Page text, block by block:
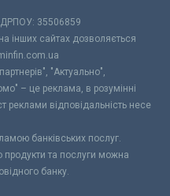
35506859
інших сайтах дозволяється
"Актуально",
– це реклама, в розумінні
реклами відповідальність несе
банківських послуг.
продукти та послуги можна
банку.